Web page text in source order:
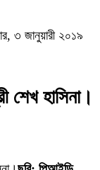
৩ জানুয়ারী ২০১৯
শেখ হাসিনা।